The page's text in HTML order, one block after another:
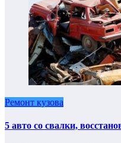
Ремонт кузова
5 авто со свалки,